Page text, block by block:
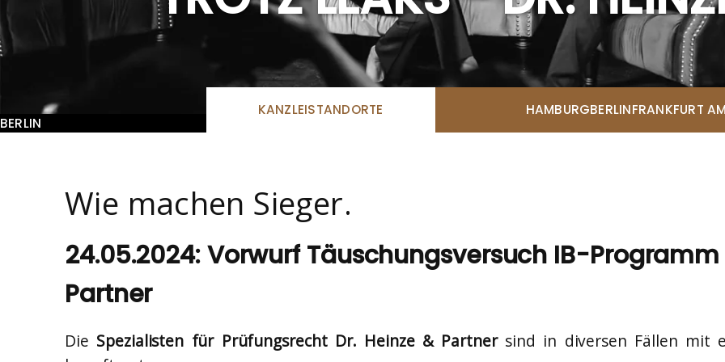
KANZLEISTANDORTE HAMBURGBERLINFRANKFURT
BERLIN
Wie machen Sieger.
24.05.2024: Vorwurf Täuschungsversuch IB-Programm
Partner
Die Spezialisten für Prüfungsrecht Dr. Heinze & Partnersind in diversen Fällen mit